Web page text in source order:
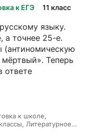
к ЕГЭ 11 класс
языку.
а точнее 25-е.
Теперь
ответе
к школе,
Литературное